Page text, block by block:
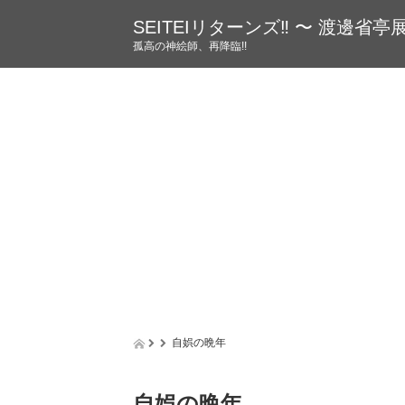
SEITEIリターンズ‼︎ 〜 渡邊省亭
孤高の神絵師、再降臨!!
自娯の晩年